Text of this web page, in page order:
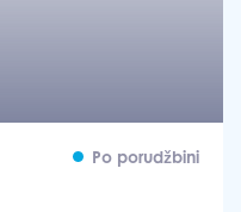
Po porudžbini